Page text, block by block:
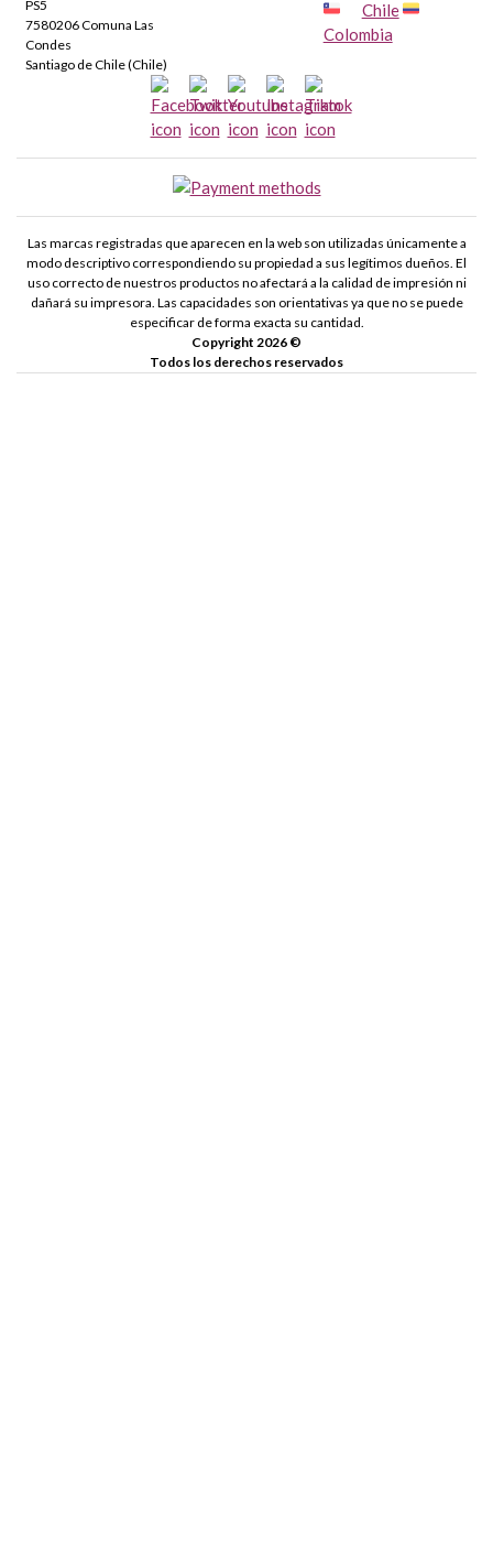
PS5
7580206 Comuna Las
Condes
Santiago de Chile (Chile)
Chile
Colombia
Las marcas registradas que aparecen en la web son utilizadas únicamente a
modo descriptivo correspondiendo su propiedad a sus legítimos dueños. El
uso correcto de nuestros productos no afectará a la calidad de impresión ni
dañará su impresora. Las capacidades son orientativas ya que no se puede
especificar de forma exacta su cantidad.
Copyright 2026 ©
Todos los derechos reservados